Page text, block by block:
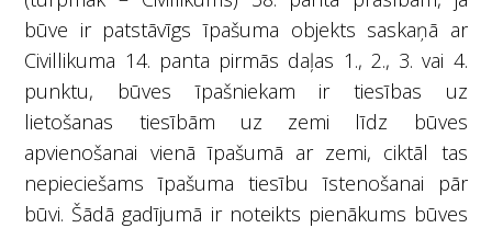
būve ir patstāvīgs īpašuma objekts saskaņā ar
Civillikuma 14. panta pirmās daļas 1., 2., 3. vai 4.
punktu, būves īpašniekam ir tiesības uz
lietošanas tiesībām uz zemi līdz būves
apvienošanai vienā īpašumā ar zemi, ciktāl tas
nepieciešams īpašuma tiesību īstenošanai pār
būvi. Šādā gadījumā ir noteikts pienākums būves